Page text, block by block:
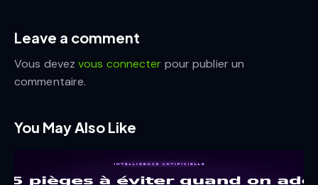
Leave a comment
Vous devezvous connecter pour publier un
commentaire.
You May Also Like